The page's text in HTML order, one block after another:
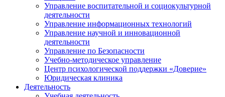
Управление воспитательной и социокультурной
деятельности
Управление информационных технологий
Управление научной и инновационной
деятельности
Управление по Безопасности
Учебно-методическое управление
Центр психологической поддержки «Доверие»
Юридическая клиника
Деятельность